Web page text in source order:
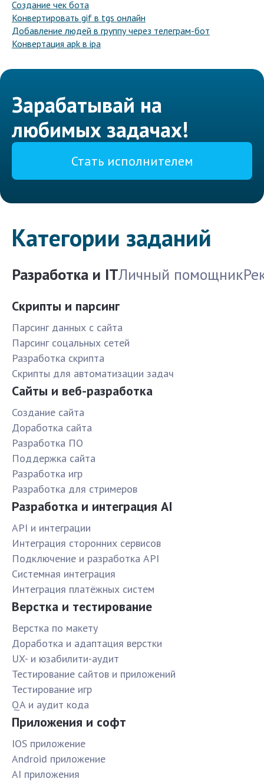
Создание чек бота
Конвертировать gif в tgs онлайн
Добавление людей в группу через телеграм-бот
Конвертация apk в ipa
Зарабатывай на
любимых задачах!
Стать исполнителем
Категории заданий
Разработка и ITЛичный помощник
Скрипты и парсинг
Парсинг данных с сайта
Парсинг соцальных сетей
Разработка скрипта
Скрипты для автоматизации задач
Сайты и веб-разработка
Создание сайта
Доработка сайта
Разработка ПО
Поддержка сайта
Разработка игр
Разработка для стримеров
Разработка и интеграция AI
API и интеграции
Интеграция сторонних сервисов
Подключение и разработка API
Системная интеграция
Интеграция платёжных систем
Верстка и тестирование
Верстка по макету
Доработка и адаптация верстки
UX- и юзабилити-аудит
Тестирование сайтов и приложений
Тестирование игр
QA и аудит кода
Приложения и софт
IOS приложение
Android приложение
AI приложения